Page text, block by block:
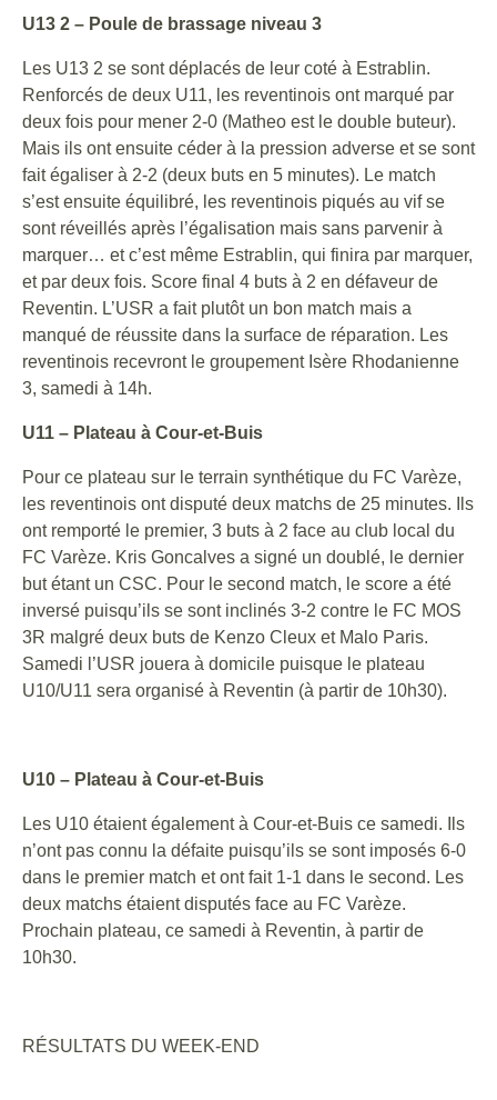
U13 2 – Poule de brassage niveau 3
Les U13 2 se sont déplacés de leur coté à Estrablin.
Renforcés de deux U11, les reventinois ont marqué par
deux fois pour mener 2-0 (Matheo est le double buteur).
Mais ils ont ensuite céder à la pression adverse et se sont
fait égaliser à 2-2 (deux buts en 5 minutes). Le match
s’est ensuite équilibré, les reventinois piqués au vif se
sont réveillés après l’égalisation mais sans parvenir à
marquer… et c’est même Estrablin, qui finira par marquer,
et par deux fois. Score final 4 buts à 2 en défaveur de
Reventin. L’USR a fait plutôt un bon match mais a
manqué de réussite dans la surface de réparation. Les
reventinois recevront le groupement Isère Rhodanienne
3, samedi à 14h.
U11 – Plateau à Cour-et-Buis
Pour ce plateau sur le terrain synthétique du FC Varèze,
les reventinois ont disputé deux matchs de 25 minutes. Ils
ont remporté le premier, 3 buts à 2 face au club local du
FC Varèze. Kris Goncalves a signé un doublé, le dernier
but étant un CSC. Pour le second match, le score a été
inversé puisqu’ils se sont inclinés 3-2 contre le FC MOS
3R malgré deux buts de Kenzo Cleux et Malo Paris.
Samedi l’USR jouera à domicile puisque le plateau
U10/U11 sera organisé à Reventin (à partir de 10h30).
U10 – Plateau à Cour-et-Buis
Les U10 étaient également à Cour-et-Buis ce samedi. Ils
n’ont pas connu la défaite puisqu’ils se sont imposés 6-0
dans le premier match et ont fait 1-1 dans le second. Les
deux matchs étaient disputés face au FC Varèze.
Prochain plateau, ce samedi à Reventin, à partir de
10h30.
RÉSULTATS DU WEEK-END